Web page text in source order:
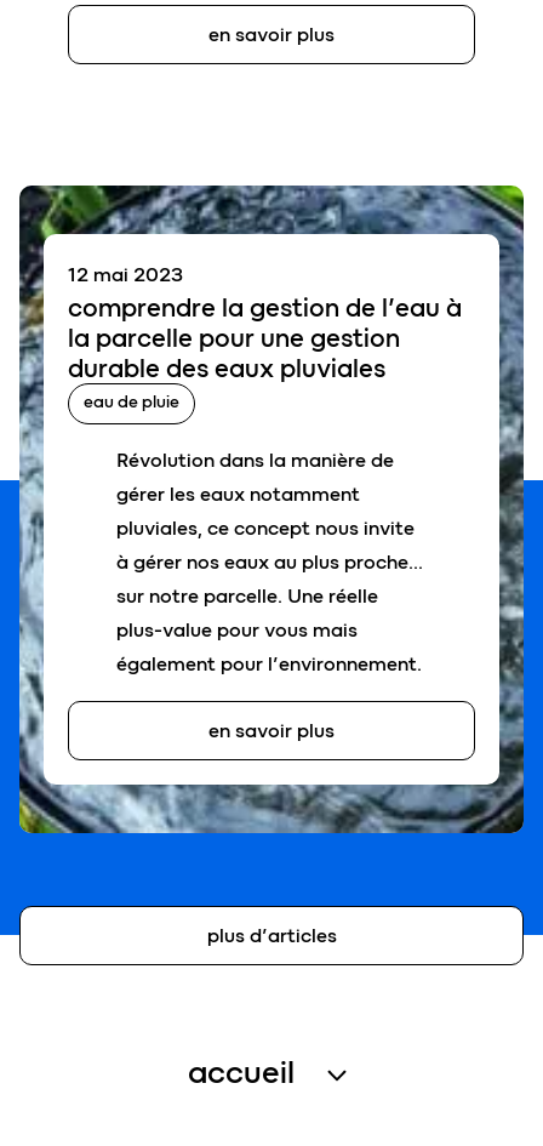
en savoir plus
comprendre la gestion de l’eau à
la parcelle pour une gestion
durable des eaux pluviales
12 mai 2023
eau de pluie
Révolution dans la manière de
gérer les eaux notamment
pluviales, ce concept nous invite
à gérer nos eaux au plus proche…
sur notre parcelle. Une réelle
plus-value pour vous mais
également pour l’environnement.
en savoir plus
plus d’articles
accueil